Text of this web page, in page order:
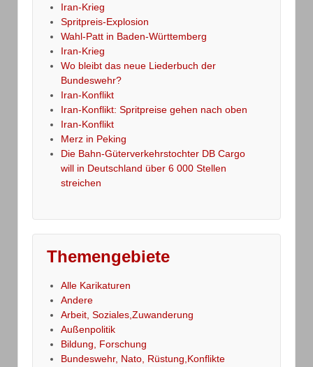
Iran-Krieg
Spritpreis-Explosion
Wahl-Patt in Baden-Württemberg
Iran-Krieg
Wo bleibt das neue Liederbuch der
Bundeswehr?
Iran-Konflikt
Iran-Konflikt: Spritpreise gehen nach oben
Iran-Konflikt
Merz in Peking
Die Bahn-Güterverkehrstochter DB Cargo
will in Deutschland über 6 000 Stellen
streichen
Themengebiete
Alle Karikaturen
Andere
Arbeit, Soziales,Zuwanderung
Außenpolitik
Bildung, Forschung
Bundeswehr, Nato, Rüstung,Konflikte